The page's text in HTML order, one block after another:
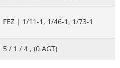
FEZ | 1/11-1, 1/46-1, 1/73-1
5 / 1 / 4 , (0 AGT)